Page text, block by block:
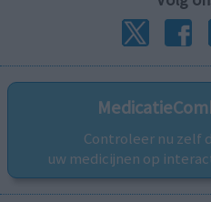
Controleer nu zelf
uw medicijnen op